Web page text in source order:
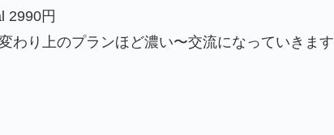
2990円
わり上のプランほど濃い〜交流になっていきます